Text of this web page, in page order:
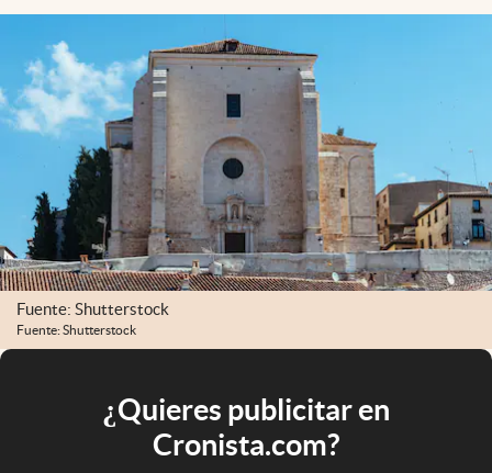
Fuente: Shutterstock
Fuente: Shutterstock
¿Quieres publicitar en
Cronista.com?